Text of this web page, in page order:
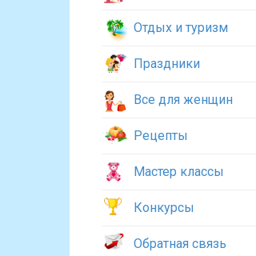
Отдых и туризм
Праздники
Все для женщин
Рецепты
Мастер классы
Конкурсы
Обратная связь